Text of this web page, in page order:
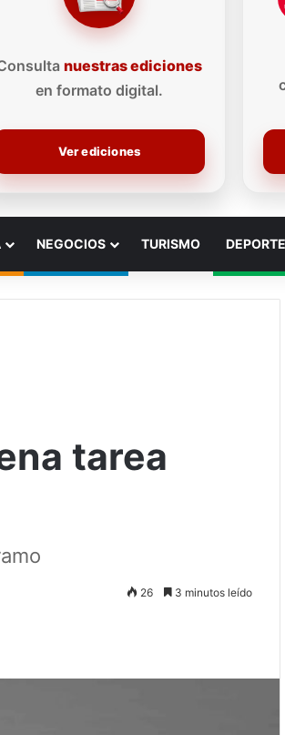
nuestras ediciones
en formato digital.
Ver ediciones
NEGOCIOS TURISMO
tarea
26 3 minutos leído